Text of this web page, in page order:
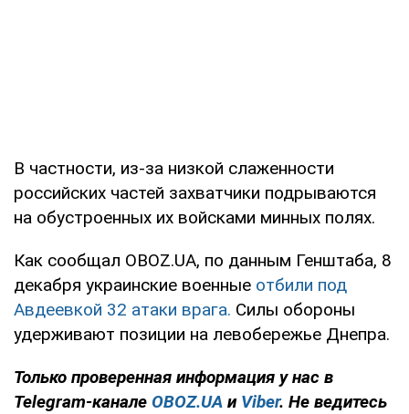
В частности, из-за низкой слаженности
российских частей захватчики подрываются
на обустроенных их войсками минных полях.
Как сообщал OBOZ.UA, по данным Генштаба, 8
декабря украинские военные отбили под
Авдеевкой 32 атаки врага. Силы обороны
удерживают позиции на левобережье Днепра.
Только проверенная информация у нас в
Telegram-канале OBOZ.UA и Viber. Не ведитесь